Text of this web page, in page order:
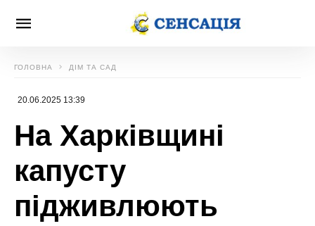
ГОЛОВНА ДІМ ТА САД
20.06.2025 13:39
На Харківщині
капусту
підживлюють